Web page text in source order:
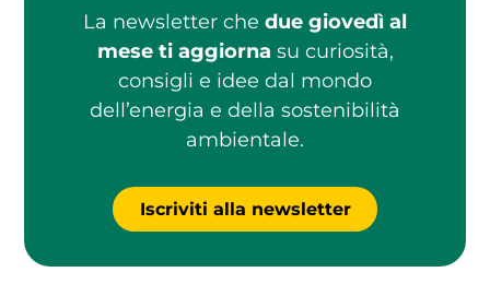
La newsletter che due giovedì al
mese ti aggiorna su curiosità,
consigli e idee dal mondo
dell’energia e della sostenibilità
ambientale.
Iscriviti alla newsletter